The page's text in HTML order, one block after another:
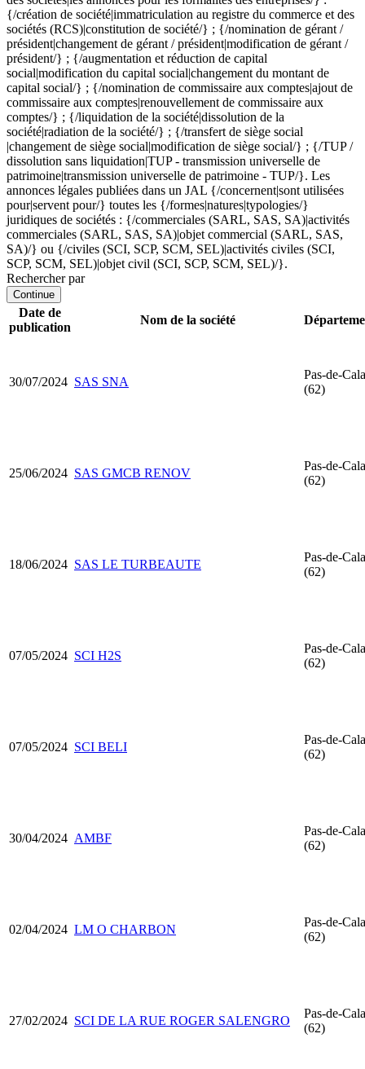
{/création de société|immatriculation au registre du commerce et des
sociétés (RCS)|constitution de société/} ; {/nomination de gérant /
président|changement de gérant / président|modification de gérant /
président/} ; {/augmentation et réduction de capital
social|modification du capital social|changement du montant de
capital social/} ; {/nomination de commissaire aux comptes|ajout de
commissaire aux comptes|renouvellement de commissaire aux
comptes/} ; {/liquidation de la société|dissolution de la
société|radiation de la société/} ; {/transfert de siège social
|changement de siège social|modification de siège social/} ; {/TUP /
dissolution sans liquidation|TUP - transmission universelle de
patrimoine|transmission universelle de patrimoine - TUP/}. Les
annonces légales publiées dans un JAL {/concernent|sont utilisées
pour|servent pour/} toutes les {/formes|natures|typologies/}
juridiques de sociétés : {/commerciales (SARL, SAS, SA)|activités
commerciales (SARL, SAS, SA)|objet commercial (SARL, SAS,
SA)/} ou {/civiles (SCI, SCP, SCM, SEL)|activités civiles (SCI,
SCP, SCM, SEL)|objet civil (SCI, SCP, SCM, SEL)/}.
Rechercher par
Continue
Date de
publication
Nom de la société
30/07/2024 SAS SNA
Pas-de-
(62)
25/06/2024 SAS GMCB RENOV
Pas-de-
(62)
18/06/2024 SAS LE TURBEAUTE
Pas-de-
(62)
07/05/2024 SCI H2S
Pas-de-
(62)
07/05/2024 SCI BELI
Pas-de-
(62)
30/04/2024 AMBF
Pas-de-
(62)
02/04/2024 LM O CHARBON
Pas-de-
(62)
27/02/2024 SCI DE LA RUE ROGER SALENGRO
Pas-de-
(62)